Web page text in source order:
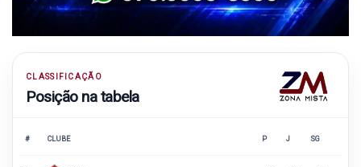
CLASSIFICAÇÃO
Posição na tabela
# CLUBE P J SG